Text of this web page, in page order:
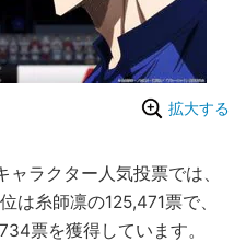
拡大する
ラクター人気投票では、
は糸師凛の125,471票で、
票を獲得しています。